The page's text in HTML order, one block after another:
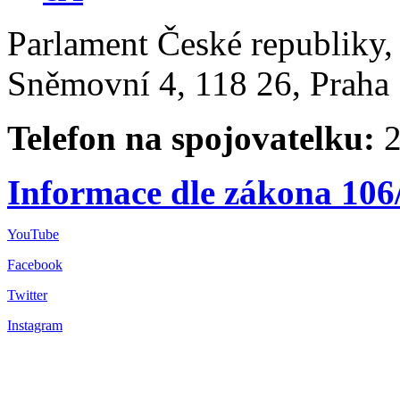
Parlament České
Sněmovní 4, 118 26,
Telefon na spojovatelku:
Informace dle zákona
YouTube
Facebook
Twitter
Instagram